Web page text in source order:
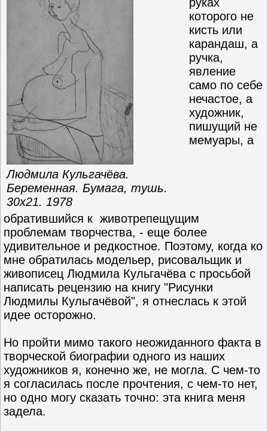
Людмила Кульгачёва.
Беременная. Бумага, тушь.
30х21. 1978
которого не
кисть или
карандаш, а
ручка,
явление
само по себе
нечастое, а
художник,
пишущий не
мемуары, а
обратившийся к животрепещущим
проблемам творчества, - еще более
удивительное и редкостное. Поэтому, когда ко
мне обратилась модельер, рисовальщик и
живописец Людмила Кульгачёва с просьбой
написать рецензию на книгу "Рисунки
Людмилы Кульгачёвой", я отнеслась к этой
идее осторожно.
Но пройти мимо такого неожиданного факта в
творческой биографии одного из наших
художников я, конечно же, не могла. С чем-то
я согласилась после прочтения, с чем-то нет,
но одно могу сказать точно: эта книга меня
задела.